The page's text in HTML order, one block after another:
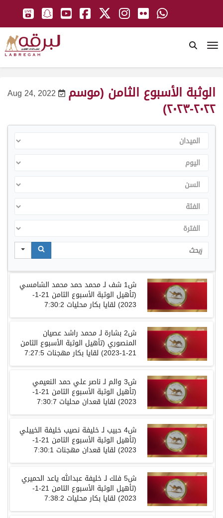
Aug 24, 2022 الوثبة الأسبوع الثامن (موسم
٢٠٢٢-٢٠٢٣)
الميدان
اليوم
السن
الفئة
الفترة
Search
ش1 شف لـ محمد حمد محمد الشامسي
(تأهيل الوثبة الأسبوع الثامن 21-1-
2023) لقايا بكار محليات
ش2بشارة لـ محمد راشد عصيان
المنصوري (تأهيل الوثبة الأسبوع الثامن
21-1-2023) لقايا بكار مهجنات
ش3والم لـ ناصر علي حمد النعيمي
(تأهيل الوثبة الأسبوع الثامن 21-1-
2023) لقايا قعدان محليات
ش4حبيب لـ خليفة نصيب خليفة الخييلي
(تأهيل الوثبة الأسبوع الثامن 21-1-
2023) لقايا قعدان مهجنات
ش5فلك لـ خليفة عبدالله ياعد الحميري
(تأهيل الوثبة الأسبوع الثامن 21-1-
2023) لقايا بكار محليات